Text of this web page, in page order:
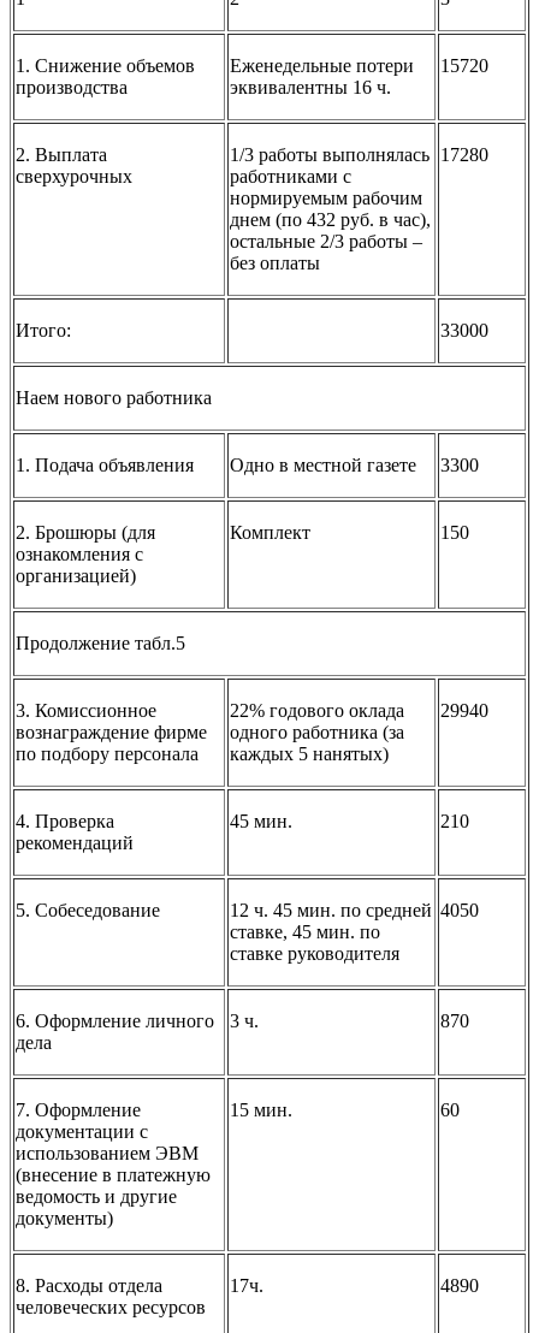
1. Снижение объемов
производства
Еженедельные потери
эквивалентны 16 ч.
15720
2. Выплата
сверхурочных
1/3 работы выполнялась
работниками с
нормируемым рабочим
днем (по 432 руб. в час),
остальные 2/3 работы –
без оплаты
17280
Итого: 33000
Наем нового работника
1. Подача объявления Одно в местной газете 3300
2. Брошюры (для
ознакомления с
организацией)
Комплект 150
Продолжение табл.5
3. Комиссионное
вознаграждение фирме
по подбору персонала
22% годового оклада
одного работника (за
каждых 5 нанятых)
29940
4. Проверка
рекомендаций
45 мин. 210
5. Собеседование
12 ч. 45 мин. по средней
ставке, 45 мин. по
ставке руководителя
4050
6. Оформление личного
дела
3 ч. 870
7. Оформление
документации с
использованием ЭВМ
(внесение в платежную
ведомость и другие
документы)
15 мин. 60
8. Расходы отдела
человеческих ресурсов
17ч. 4890